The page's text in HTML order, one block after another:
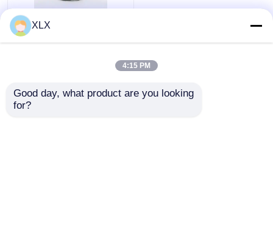
বায়ো-মিথানল
XLX
4:15 PM
Good day, what product are you looking
for?